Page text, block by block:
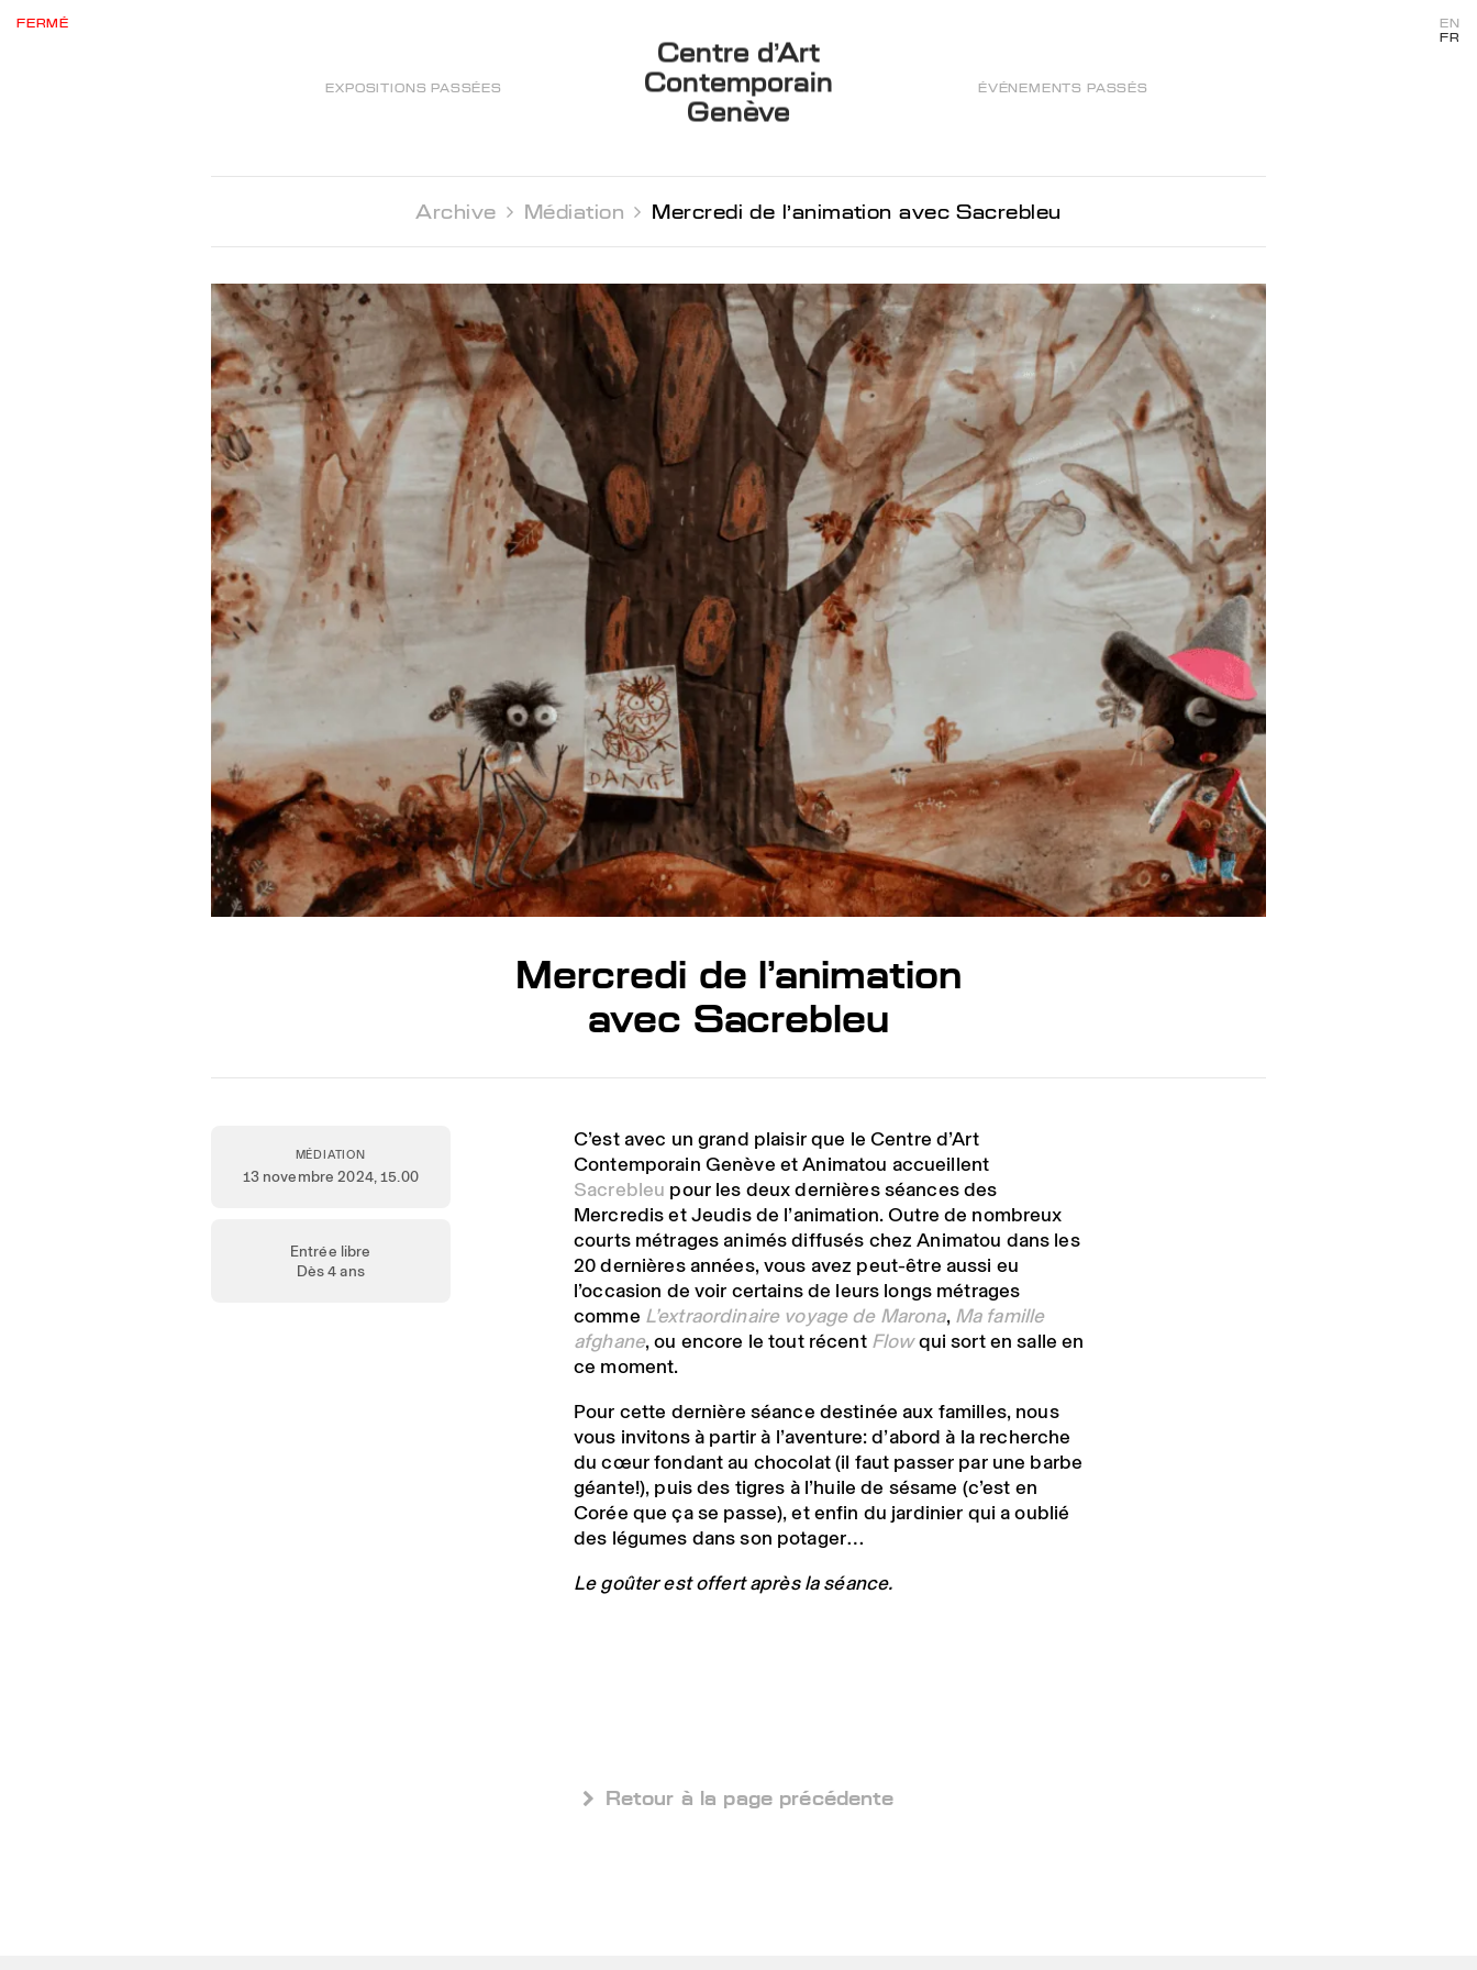
FERMÉ
EXPOSITIONS PASSÉES
Centre d’Art
Contemporain
Genève
ÉVÉNEMENTS PASSÉS
EN
FR
Archive  Médiation  Mercredi de l'animation avec Sacrebleu
Mercredi de l’animation
avec Sacrebleu
MÉDIATION
13 novembre 2024, 15.00
Entrée libre
Dès 4 ans
C’est avec un grand plaisir que le Centre d’Art
Contemporain Genève et Animatou accueillent
Sacrebleu pour les deux dernières séances des
Mercredis et Jeudis de l’animation. Outre de nombreux
courts métrages animés diffusés chez Animatou dans les
20 dernières années, vous avez peut-être aussi eu
l’occasion de voir certains de leurs longs métrages
comme L’extraordinaire voyage de Marona,Ma famille
afghane, ou encore le tout récentFlowqui sort en salle en
ce moment.
Pour cette dernière séance destinée aux familles, nous
vous invitons à partir à l’aventure: d’abord à la recherche
du cœur fondant au chocolat (il faut passer par une barbe
géante!), puis des tigres à l’huile de sésame (c’est en
Corée que ça se passe), et enfin du jardinier qui a oublié
des légumes dans son potager…
Le goûter est offert après la séance.
 Retour à la page précédente